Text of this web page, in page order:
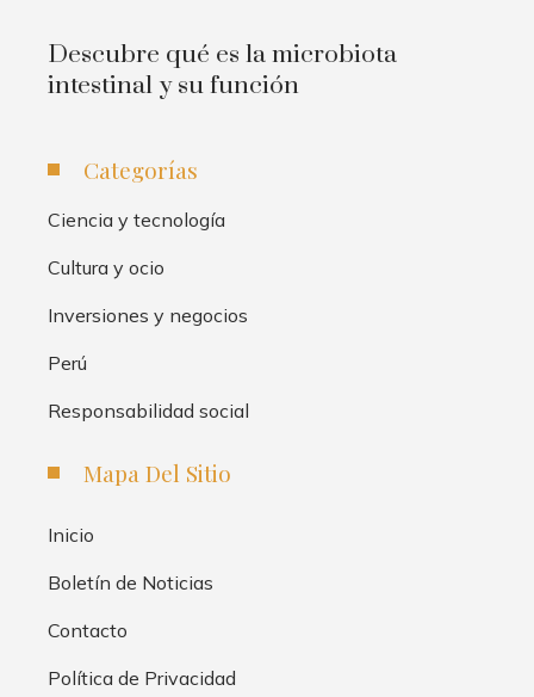
Descubre qué es la microbiota
intestinal y su función
Categorías
Ciencia y tecnología
Cultura y ocio
Inversiones y negocios
Perú
Responsabilidad social
Mapa Del Sitio
Inicio
Boletín de Noticias
Contacto
Política de Privacidad